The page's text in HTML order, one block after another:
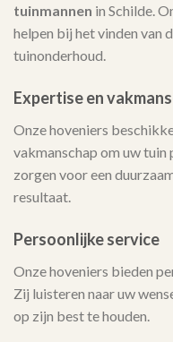
tuinmannen in Schilde.
helpen bij het vinden van
tuinonderhoud.
Expertise en
Onze hoveniers
vakmanschap om uw
zorgen voor een
resultaat.
Persoonlijke service
Onze hoveniers bieden
Zij luisteren naar uw
op zijn best te houden.